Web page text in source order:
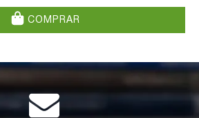
COMPRAR